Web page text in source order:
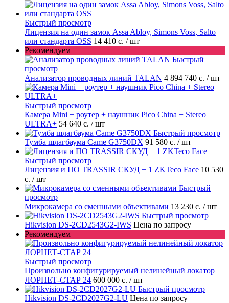
Быстрый просмотр
Лицензия на один замок Assa Abloy, Simons Voss, Salto
или стандарта OSS 14 410 с. / шт
Рекомендуем
Быстрый
просмотр
Анализатор проводных линий TALAN 4 894 740 с. / шт
Быстрый просмотр
Камера Mini + роутер + наушник Pico China + Stereo
ULTRA+ 54 640 с. / шт
Быстрый просмотр
Тумба шлагбаума Came G3750DX 91 580 с. / шт
Быстрый просмотр
Лицензия и ПО TRASSIR СКУД + 1 ZKTeco Face 10 530
с. / шт
Быстрый
просмотр
Микрокамера со сменными объективами 13 230 с. / шт
Быстрый просмотр
Hikvision DS-2CD2543G2-IWS Цена по запросу
Рекомендуем
Быстрый просмотр
Произвольно конфигурируемый нелинейный локатор
ЛОРНЕТ-СТАР 24 600 000 с. / шт
Быстрый просмотр
Hikvision DS-2CD2027G2-LU Цена по запросу